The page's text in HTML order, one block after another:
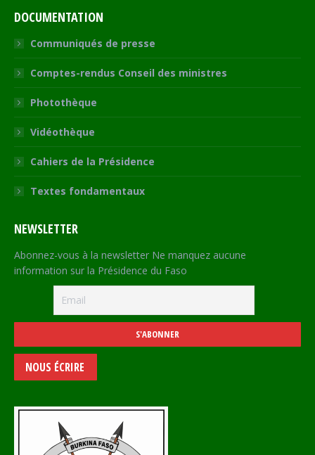
DOCUMENTATION
Communiqués de presse
Comptes-rendus Conseil des ministres
Photothèque
Vidéothèque
Cahiers de la Présidence
Textes fondamentaux
NEWSLETTER
Abonnez-vous à la newsletter Ne manquez aucune
information sur la Présidence du Faso
NOUS ÉCRIRE